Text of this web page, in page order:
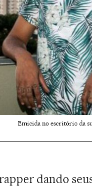
Emicida no escritório da
dando